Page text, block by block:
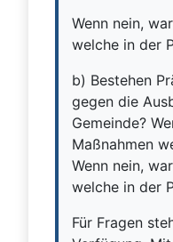
Wenn nein,
welche in der
b) Bestehen
gegen die
Gemeinde?
Maßnahmen
Wenn nein,
welche in der
Für Fragen